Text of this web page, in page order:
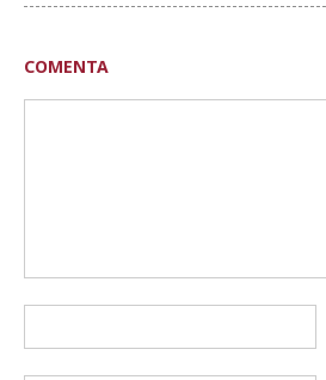
COMENTA